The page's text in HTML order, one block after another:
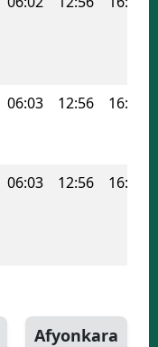
Aksaray
Karaman
Bartın
06:03 12:56 16:39
06:03 12:56 16:39
Afyonkara